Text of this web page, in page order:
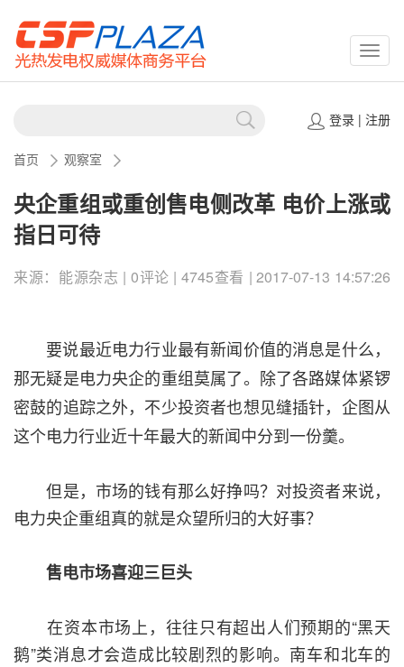
登录| 注册
首页 观察室
央企重组或重创售电侧改革 电价上涨或
指日可待
来源：能源杂志 | 0评论 | 4745查看 | 2017-07-13 14:57:26
要说最近电力行业最有新闻价值的消息是什么，
那无疑是电力央企的重组莫属了。除了各路媒体紧锣
密鼓的追踪之外，不少投资者也想见缝插针，企图从
这个电力行业近十年最大的新闻中分到一份羹。
但是，市场的钱有那么好挣吗？对投资者来说，
电力央企重组真的就是众望所归的大好事？
售电市场喜迎三巨头
在资本市场上，往往只有超出人们预期的“黑天
鹅”类消息才会造成比较剧烈的影响。南车和北车的